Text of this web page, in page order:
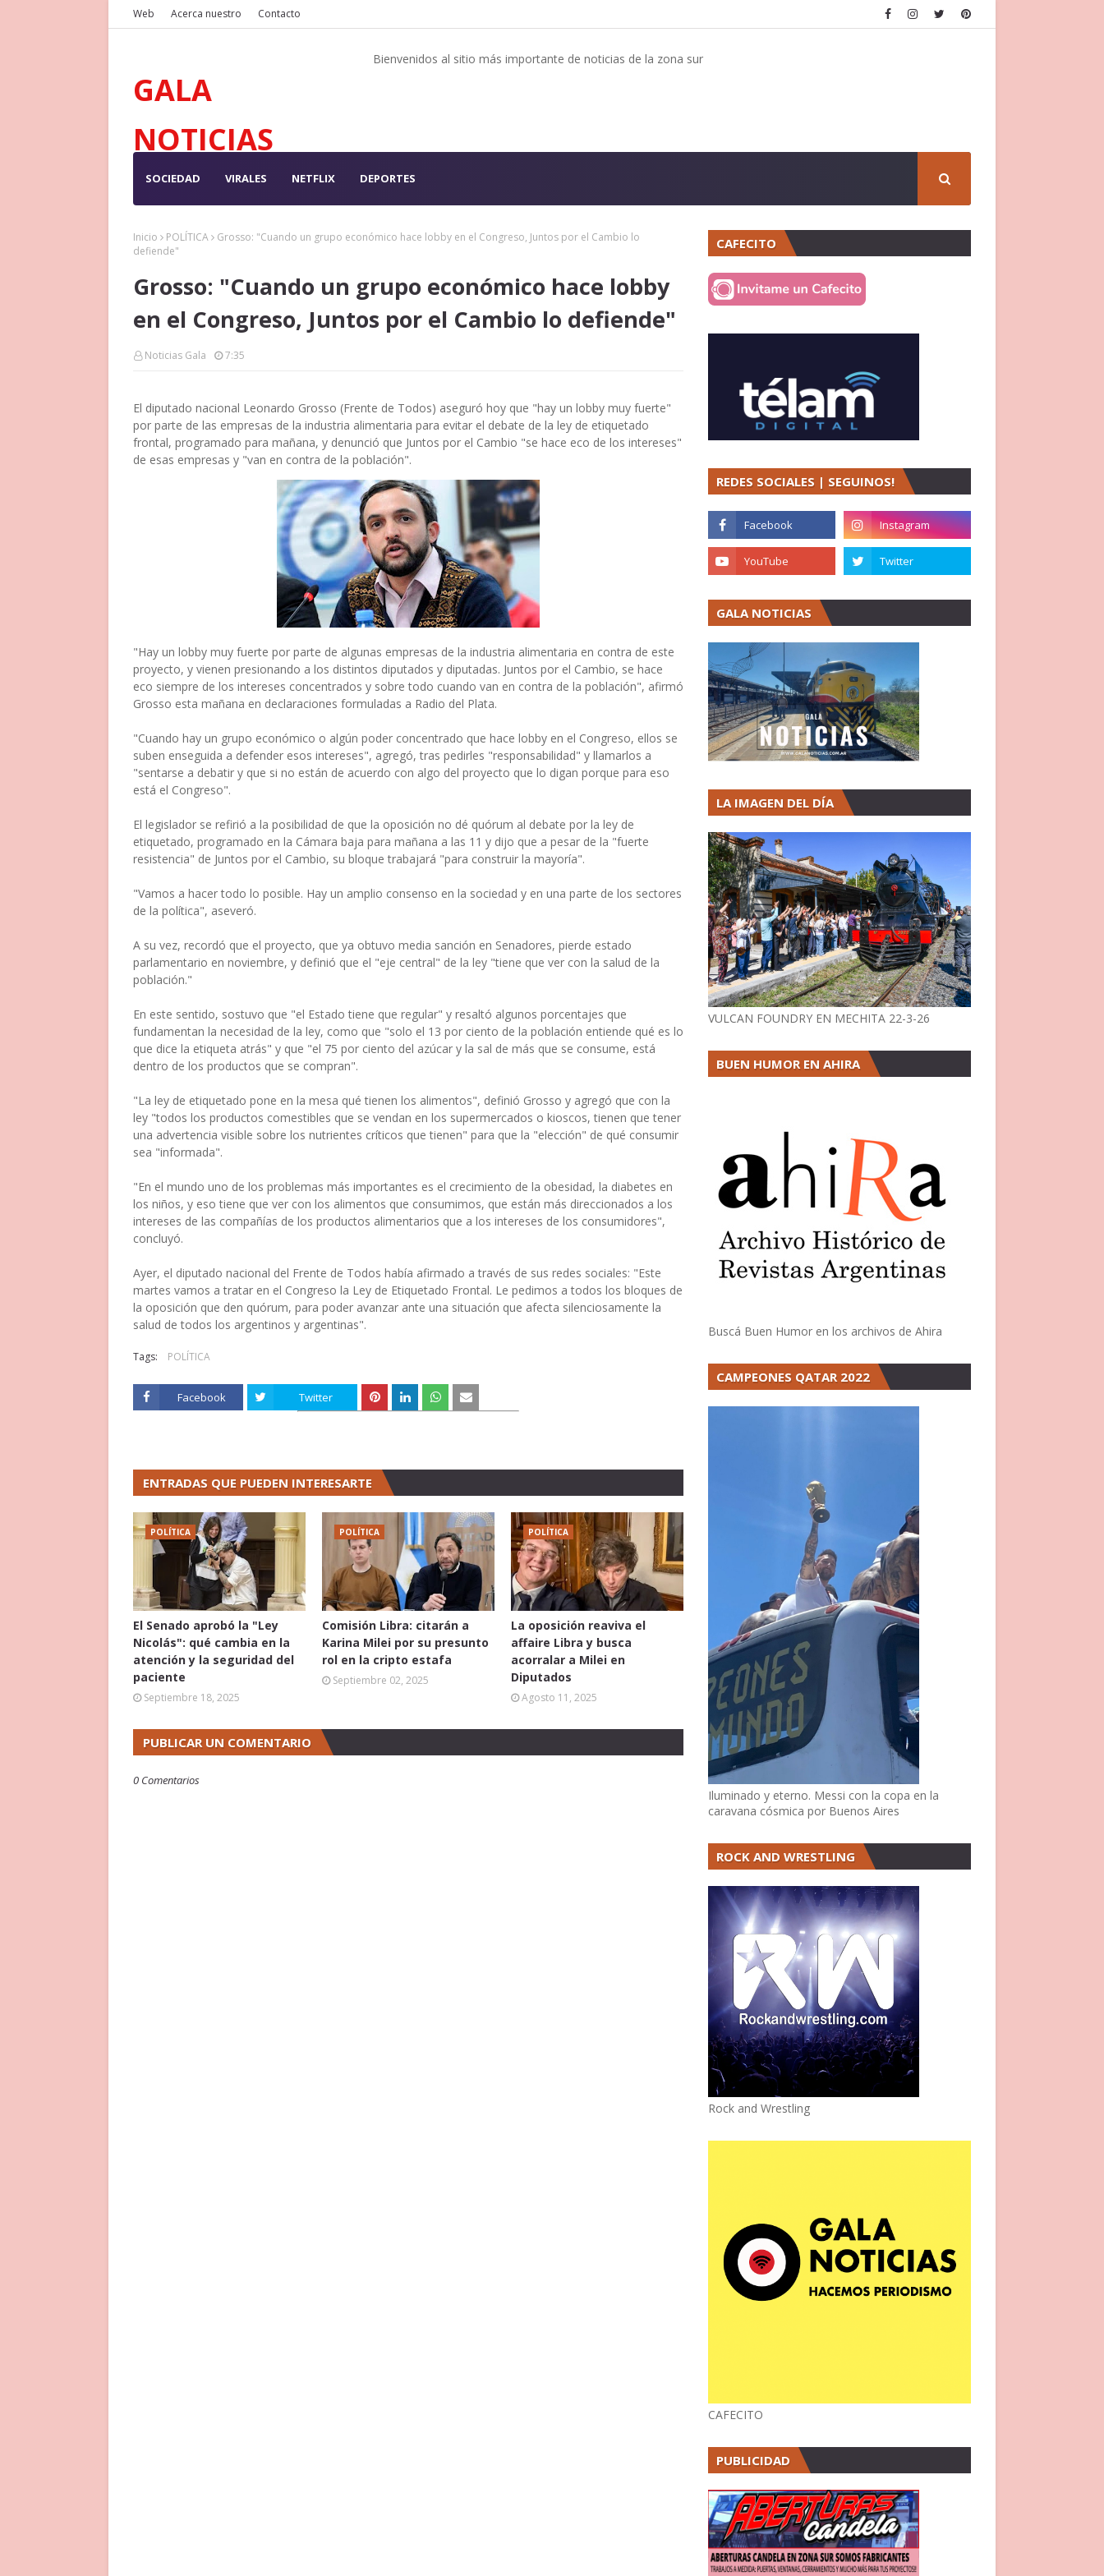
Web Acerca nuestro Contacto
GALA
NOTICIAS
Bienvenidos al sitio más importante de noticias de la zona sur
SOCIEDAD VIRALES NETFLIX DEPORTES
Inicio POLÍTICA
Grosso: "Cuando un grupo económico hace lobby en el Congreso, Juntos por el Cambio lo
defiende"
Grosso: "Cuando un grupo económico hace lobby
en el Congreso, Juntos por el Cambio lo defiende"
Noticias Gala 7:35
El diputado nacional Leonardo Grosso (Frente de Todos) aseguró hoy que "hay un lobby muy fuerte"
por parte de las empresas de la industria alimentaria para evitar el debate de la ley de etiquetado
frontal, programado para mañana, y denunció que Juntos por el Cambio "se hace eco de los intereses"
de esas empresas y "van en contra de la población".
"Hay un lobby muy fuerte por parte de algunas empresas de la industria alimentaria en contra de este
proyecto, y vienen presionando a los distintos diputados y diputadas. Juntos por el Cambio, se hace
eco siempre de los intereses concentrados y sobre todo cuando van en contra de la población", afirmó
Grosso esta mañana en declaraciones formuladas a Radio del Plata.
"Cuando hay un grupo económico o algún poder concentrado que hace lobby en el Congreso, ellos se
suben enseguida a defender esos intereses", agregó, tras pedirles "responsabilidad" y llamarlos a
"sentarse a debatir y que si no están de acuerdo con algo del proyecto que lo digan porque para eso
está el Congreso".
El legislador se refirió a la posibilidad de que la oposición no dé quórum al debate por la ley de
etiquetado, programado en la Cámara baja para mañana a las 11 y dijo que a pesar de la "fuerte
resistencia" de Juntos por el Cambio, su bloque trabajará "para construir la mayoría".
"Vamos a hacer todo lo posible. Hay un amplio consenso en la sociedad y en una parte de los sectores
de la política", aseveró.
A su vez, recordó que el proyecto, que ya obtuvo media sanción en Senadores, pierde estado
parlamentario en noviembre, y definió que el "eje central" de la ley "tiene que ver con la salud de la
población."
En este sentido, sostuvo que "el Estado tiene que regular" y resaltó algunos porcentajes que
fundamentan la necesidad de la ley, como que "solo el 13 por ciento de la población entiende qué es lo
que dice la etiqueta atrás" y que "el 75 por ciento del azúcar y la sal de más que se consume, está
dentro de los productos que se compran".
"La ley de etiquetado pone en la mesa qué tienen los alimentos", definió Grosso y agregó que con la
ley "todos los productos comestibles que se vendan en los supermercados o kioscos, tienen que tener
una advertencia visible sobre los nutrientes críticos que tienen" para que la "elección" de qué consumir
sea "informada".
"En el mundo uno de los problemas más importantes es el crecimiento de la obesidad, la diabetes en
los niños, y eso tiene que ver con los alimentos que consumimos, que están más direccionados a los
intereses de las compañías de los productos alimentarios que a los intereses de los consumidores",
concluyó.
Ayer, el diputado nacional del Frente de Todos había afirmado a través de sus redes sociales: "Este
martes vamos a tratar en el Congreso la Ley de Etiquetado Frontal. Le pedimos a todos los bloques de
la oposición que den quórum, para poder avanzar ante una situación que afecta silenciosamente la
salud de todos los argentinos y argentinas".
Tags: POLÍTICA
Facebook Twitter
ENTRADAS QUE PUEDEN INTERESARTE
POLÍTICA
El Senado aprobó la "Ley
Nicolás": qué cambia en la
atención y la seguridad del
paciente
Septiembre 18, 2025
POLÍTICA
Comisión Libra: citarán a
Karina Milei por su presunto
rol en la cripto estafa
Septiembre 02, 2025
POLÍTICA
La oposición reaviva el
affaire Libra y busca
acorralar a Milei en
Diputados
Agosto 11, 2025
PUBLICAR UN COMENTARIO
0 Comentarios
CAFECITO
REDES SOCIALES | SEGUINOS!
GALA NOTICIAS
LA IMAGEN DEL DÍA
VULCAN FOUNDRY EN MECHITA 22-3-26
BUEN HUMOR EN AHIRA
Buscá Buen Humor en los archivos de Ahira
CAMPEONES QATAR 2022
Iluminado y eterno. Messi con la copa en la
caravana cósmica por Buenos Aires
ROCK AND WRESTLING
Rock and Wrestling
CAFECITO
PUBLICIDAD